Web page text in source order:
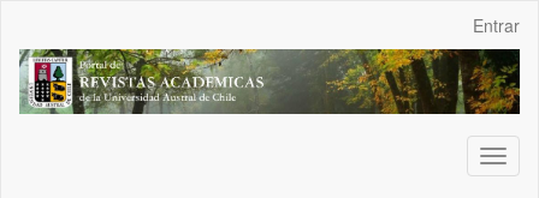
Contenido
principal
Barra
Entrar